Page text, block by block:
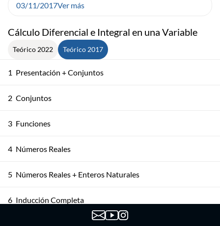
Cálculo Diferencial e Integral en una Variable
Teórico 2022 Teórico 2017
1 Presentación + Conjuntos
2 Conjuntos
3 Funciones
4 Números Reales
5 Números Reales + Enteros Naturales
6 Inducción Completa
03/11/2017Ver más